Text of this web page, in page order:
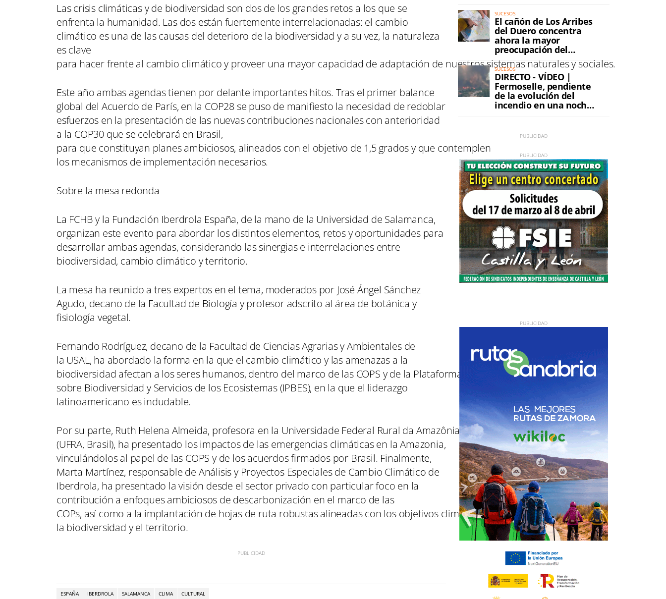
Las crisis climáticas y de biodiversidad son dos de los grandes retos a los que se
enfrenta la humanidad. Las dos están fuertemente interrelacionadas: el cambio
climático es una de las causas del deterioro de la biodiversidad y a su vez, la naturaleza
es clave
para hacer frente al cambio climático y proveer una mayor capacidad de adaptación de nuestros sistemas naturales y sociales.
Este año ambas agendas tienen por delante importantes hitos. Tras el primer balance
global del Acuerdo de París, en la COP28 se puso de manifiesto la necesidad de redoblar
esfuerzos en la presentación de las nuevas contribuciones nacionales con anterioridad
a la COP30 que se celebrará en Brasil,
para que constituyan planes ambiciosos, alineados con el objetivo de 1,5 grados y que contemplen
los mecanismos de implementación necesarios.
Sobre la mesa redonda
La FCHB y la Fundación Iberdrola España, de la mano de la Universidad de Salamanca,
organizan este evento para abordar los distintos elementos, retos y oportunidades para
desarrollar ambas agendas, considerando las sinergias e interrelaciones entre
biodiversidad, cambio climático y territorio.
La mesa ha reunido a tres expertos en el tema, moderados por José Ángel Sánchez
Agudo, decano de la Facultad de Biología y profesor adscrito al área de botánica y
fisiología vegetal.
Fernando Rodríguez, decano de la Facultad de Ciencias Agrarias y Ambientales de
la USAL, ha abordado la forma en la que el cambio climático y las amenazas a la
biodiversidad afectan a los seres humanos, dentro del marco de las COPS y de la Plataforma Intergubernamental
sobre Biodiversidad y Servicios de los Ecosistemas (IPBES), en la que el liderazgo
latinoamericano es indudable.
Por su parte, Ruth Helena Almeida, profesora en la Universidade Federal Rural da Amazônia
(UFRA, Brasil), ha presentado los impactos de las emergencias climáticas en la Amazonia,
vinculándolos al papel de las COPS y de los acuerdos firmados por Brasil. Finalmente,
Marta Martínez, responsable de Análisis y Proyectos Especiales de Cambio Climático de
Iberdrola, ha presentado la visión desde el sector privado con particular foco en la
contribución a enfoques ambiciosos de descarbonización en el marco de las
COPs, así como a la implantación de hojas de ruta robustas alineadas con los objetivos climáticos,
la biodiversidad y el territorio.
ESPAÑA IBERDROLA SALAMANCA CLIMA CULTURAL
SUCESOS
El cañón de Los Arribes
del Duero concentra
ahora la mayor
preocupación del
incendio
SUCESOS
DIRECTO - VÍDEO |
Fermoselle, pendiente
de la evolución del
incendio en una noche